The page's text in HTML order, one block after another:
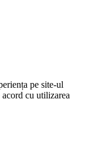
pe site-ul
cu utilizarea